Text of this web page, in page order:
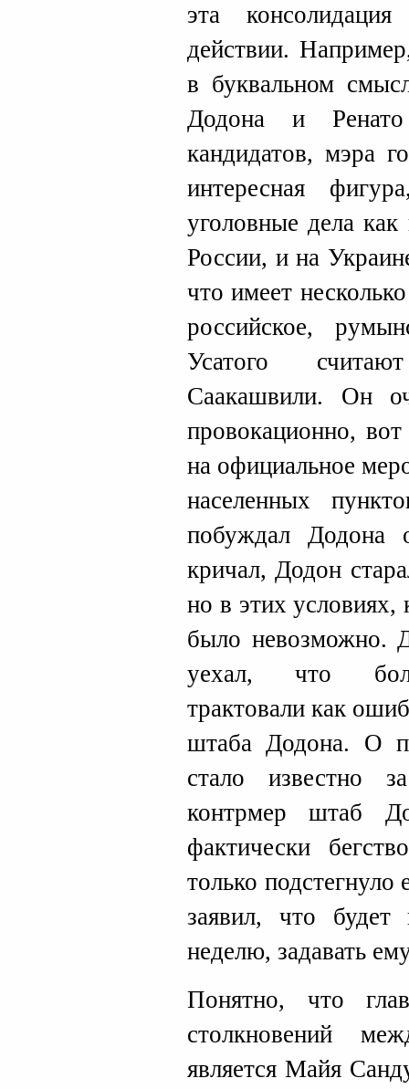
эта
действии.
в буквальном
Додона и
кандидатов, мэра
интересная
уголовные дела
России, и на
что имеет
российское,
Усатого
Саакашвили. Он
провокационно,
на официальное
населенных
побуждал Додона
кричал, Додон
но в этих условиях,
было невозможно.
уехал, что
трактовали как
штаба Додона. О
стало известно
контрмер штаб
фактически
только
заявил, что будет
неделю, задавать
Понятно, что
столкновений
является Майя